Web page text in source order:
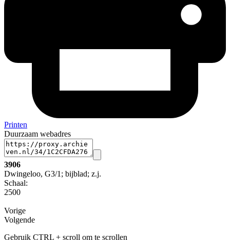
Printen
Duurzaam webadres
3906
Dwingeloo, G3/1; bijblad; z.j.
Schaal:
2500
Vorige
Volgende
Gebruik CTRL + scroll om te scrollen